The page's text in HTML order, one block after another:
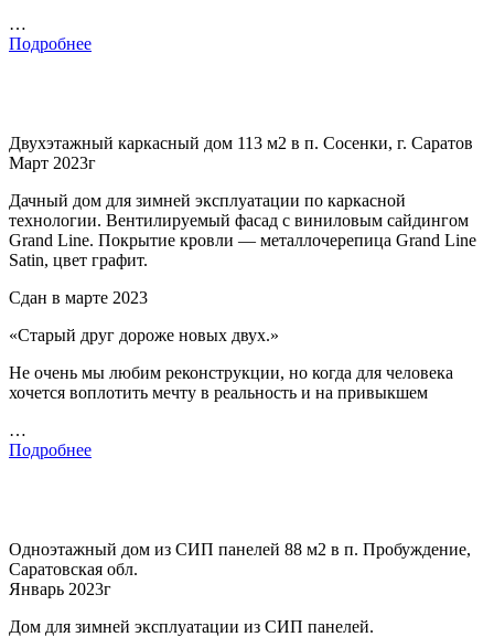
…
Подробнее
Двухэтажный каркасный дом 113 м2 в п. Сосенки, г. Саратов
Март 2023г
Дачный дом для зимней эксплуатации по каркасной
технологии. Вентилируемый фасад с виниловым сайдингом
Grand Line. Покрытие кровли — металлочерепица Grand Line
Satin, цвет графит.
Сдан в марте 2023
«Старый друг дороже новых двух.»
Не очень мы любим реконструкции, но когда для человека
хочется воплотить мечту в реальность и на привыкшем
…
Подробнее
Одноэтажный дом из СИП панелей 88 м2 в п. Пробуждение,
Саратовская обл.
Январь 2023г
Дом для зимней эксплуатации из СИП панелей.